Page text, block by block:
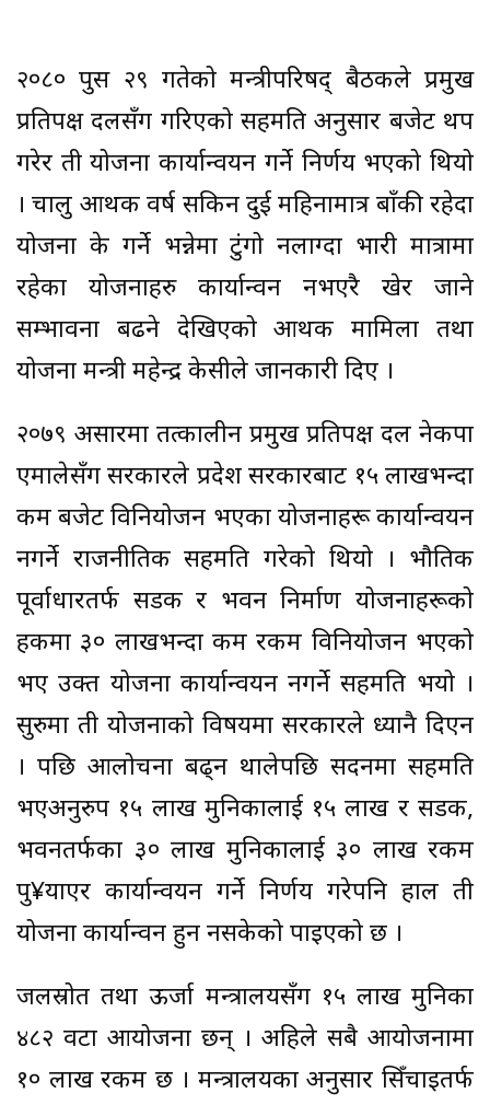
२०८० पुस २९ गतेको मन्त्रीपरिषद् बैठकले प्रमुख
प्रतिपक्ष दलसँग गरिएको सहमति अनुसार बजेट थप
गरेर ती योजना कार्यान्वयन गर्ने निर्णय भएको थियो
। चालु आर्थिक वर्ष सकिन दुई महिनामात्र बाँकी रहेदा
योजना के गर्ने भन्नेमा टुंगो नलाग्दा भारी मात्रामा
रहेका योजनाहरु कार्यान्वन नभएरै खेर जाने
सम्भावना बढने देखिएको आर्थिक मामिला तथा
योजना मन्त्री महेन्द्र केसीले जानकारी दिए ।
२०७९ असारमा तत्कालीन प्रमुख प्रतिपक्ष दल नेकपा
एमालेसँग सरकारले प्रदेश सरकारबाट १५ लाखभन्दा
कम बजेट विनियोजन भएका योजनाहरू कार्यान्वयन
नगर्ने राजनीतिक सहमति गरेको थियो । भौतिक
पूर्वाधारतर्फ सडक र भवन निर्माण योजनाहरूको
हकमा ३० लाखभन्दा कम रकम विनियोजन भएको
भए उक्त योजना कार्यान्वयन नगर्ने सहमति भयो ।
सुरुमा ती योजनाको विषयमा सरकारले ध्यानै दिएन
। पछि आलोचना बढ्न थालेपछि सदनमा सहमति
भएअनुरुप १५ लाख मुनिकालाई १५ लाख र सडक,
भवनतर्फका ३० लाख मुनिकालाई ३० लाख रकम
पु¥याएर कार्यान्वयन गर्ने निर्णय गरेपनि हाल ती
योजना कार्यान्वन हुन नसकेको पाइएको छ ।
जलस्रोत तथा ऊर्जा मन्त्रालयसँग १५ लाख मुनिका
४८२ वटा आयोजना छन् । अहिले सबै आयोजनामा
१० लाख रकम छ । मन्त्रालयका अनुसार सिँचाइतर्फ